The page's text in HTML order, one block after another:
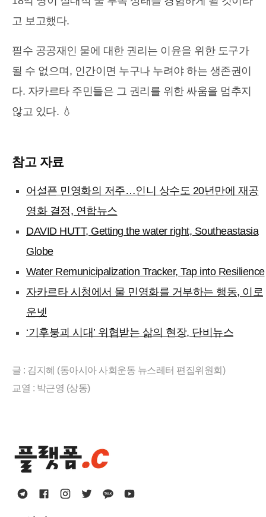
고 보고했다.
필수 공공재인 물에 대한 권리는 이윤을 위한 도구가
될 수 없으며, 인간이면 누구나 누려야 하는 생존권이
다. 자카르타 주민들은 그 권리를 위한 싸움을 멈추지
않고 있다. 💧
참고 자료
어설픈 민영화의 저주…인니 상수도 20년만에 재공
영화 결정, 연합뉴스
DAVID HUTT, Getting the water right, Southeastasia
Globe
Water Remunicipalization Tracker, Tap into Resilience
자카르타 시청에서 물 민영화를 거부하는 행동, 이로
운넷
‘기후붕괴 시대’ 위협받는 삶의 현장, 단비뉴스
글 : 김지혜 (동아시아 사회운동 뉴스레터 편집위원회)
교열 : 박근영 (상동)